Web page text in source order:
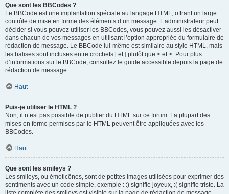
Que sont les BBCodes ?
Le BBCode est une implantation spéciale au langage HTML, offrant un large
contrôle de mise en forme des éléments d’un message. L’administrateur peut
décider si vous pouvez utiliser les BBCodes, vous pouvez aussi les désactiver
dans chacun de vos messages en utilisant l’option appropriée du formulaire de
rédaction de message. Le BBCode lui-même est similaire au style HTML, mais
les balises sont incluses entre crochets [ et ] plutôt que < et >. Pour plus
d’informations sur le BBCode, consultez le guide accessible depuis la page de
rédaction de message.
Haut
Puis-je utiliser le HTML ?
Non, il n’est pas possible de publier du HTML sur ce forum. La plupart des
mises en forme permises par le HTML peuvent être appliquées avec les
BBCodes.
Haut
Que sont les smileys ?
Les smileys, ou émoticônes, sont de petites images utilisées pour exprimer des
sentiments avec un code simple, exemple : :) signifie joyeux, :( signifie triste. La